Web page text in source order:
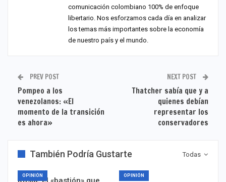
comunicación colombiano 100% de enfoque
libertario. Nos esforzamos cada día en analizar
los temas más importantes sobre la economía
de nuestro país y el mundo.
PREV POST
Pompeo a los
venezolanos: «El
momento de la transición
es ahora»
NEXT POST
Thatcher sabía que y a
quienes debían
representar los
conservadores
Todas
También Podría Gustarte
OPINIÓN OPINIÓN